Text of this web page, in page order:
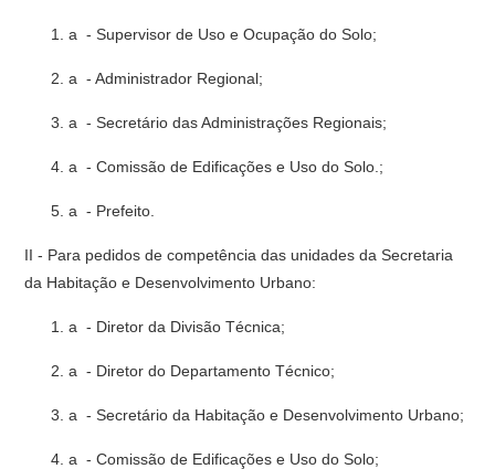
a - Supervisor de Uso e Ocupação do Solo;
a - Administrador Regional;
a - Secretário das Administrações Regionais;
a - Comissão de Edificações e Uso do Solo.;
a - Prefeito.
II - Para pedidos de competência das unidades da Secretaria
da Habita­ção e Desenvolvimento Urbano:
a - Diretor da Divisão Técnica;
a - Diretor do Departamento Técnico;
a - Secretário da Habitação e Desenvolvimento Urbano;
a - Comissão de Edificações e Uso do Solo;